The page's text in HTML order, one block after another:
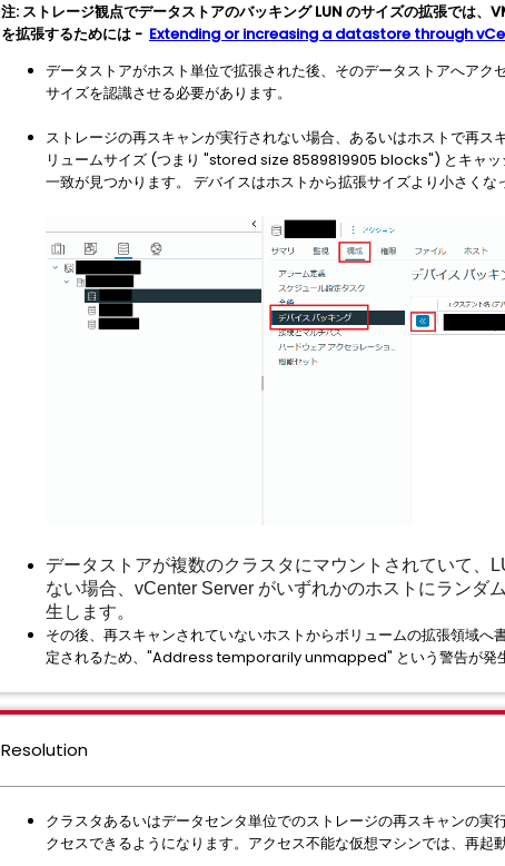
注: ストレージ観点でデータストアのバッキング LUN のサイズの拡張では
を拡張するためには - Extending or increasing a datastore through
データストアがホスト単位で拡張された後、そのデータストアへア
サイズを認識させる必要があります。
ストレージの再スキャンが実行されない場合、あるいはホストで再
リュームサイズ (つまり "stored size 8589819905 blocks") とキャ
一致が見つかります。 デバイスはホストから拡張サイズより小さく
データストアが複数のクラスタにマウントされていて、
ない場合、vCenter Server がいずれかのホストにランダ
生します。
その後、再スキャンされていないホストからボリュームの拡張領域
定されるため、"Address temporarily unmapped" という警告が発生
Resolution
クラスタあるいはデータセンタ単位でのストレージの再スキャンの
クセスできるようになります。アクセス不能な仮想マシンでは、再起